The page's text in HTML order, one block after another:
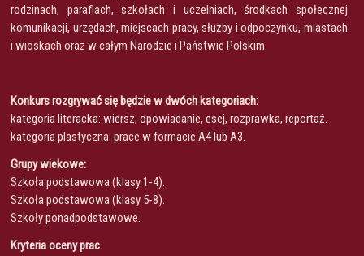
rodzinach, parafiach, szkołach i uczelniach, środkach społecznej
komunikacji, urzędach, miejscach pracy, służby i odpoczynku, miastach
i wioskach oraz w całym Narodzie i Państwie Polskim.
Konkurs rozgrywać się będzie w dwóch kategoriach:
kategoria literacka: wiersz, opowiadanie, esej, rozprawka, reportaż.
kategoria plastyczna: prace w formacie A4 lub A3.
Grupy wiekowe:
Szkoła podstawowa (klasy 1-4).
Szkoła podstawowa (klasy 5-8).
Szkoły ponadpodstawowe.
Kryteria oceny prac